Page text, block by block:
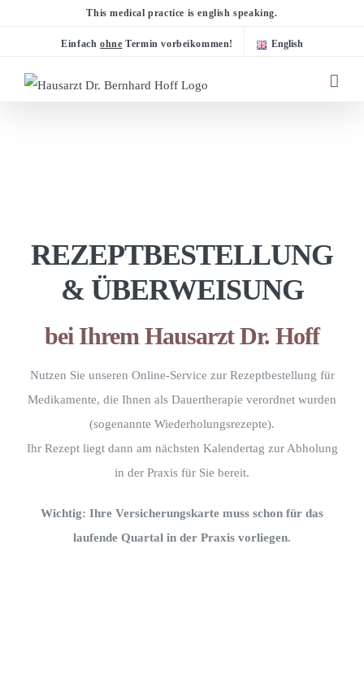
This medical practice is english speaking.
Einfachohne Termin vorbeikommen! English
REZEPTBESTELLUNG
& ÜBERWEISUNG
bei Ihrem Hausarzt Dr. Hoff
Nutzen Sie unseren Online-Service zur Rezeptbestellung für
Medikamente, die Ihnen als Dauertherapie verordnet wurden
(sogenannte Wiederholungsrezepte).
Ihr Rezept liegt dann am nächsten Kalendertag zur Abholung
in der Praxis für Sie bereit.
Wichtig: Ihre Versicherungskarte muss schon für das
laufende Quartal in der Praxis vorliegen.